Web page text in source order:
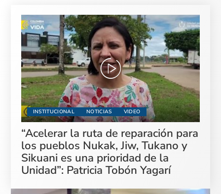
INSTITUCIONAL NOTICIAS VIDEO
“Acelerar la ruta de reparación para
los pueblos Nukak, Jiw, Tukano y
Sikuani es una prioridad de la
Unidad”: Patricia Tobón Yagarí